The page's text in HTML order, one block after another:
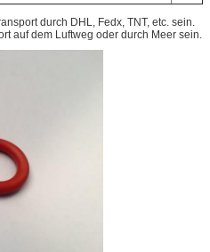
durch DHL, Fedx, TNT, etc. sein.
auf dem Luftweg oder durch Meer sein.